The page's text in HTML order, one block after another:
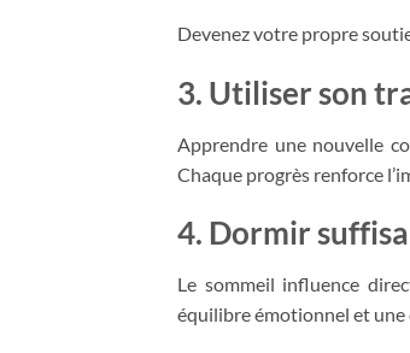
Devenez votre propre
3. Utiliser son
Apprendre une nouvelle
Chaque progrès renforce
4. Dormir
Le sommeil influence
équilibre émotionnel et une